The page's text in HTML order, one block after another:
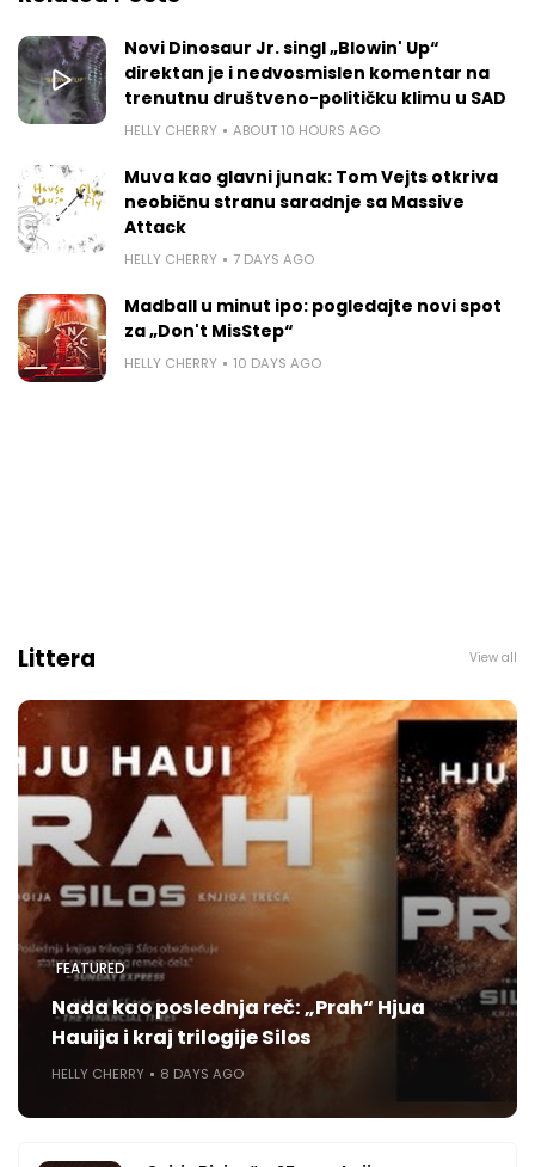
Novi Dinosaur Jr. singl „Blowin' Up“
direktan je i nedvosmislen komentar na
trenutnu društveno-političku klimu u SAD
HELLY CHERRY ABOUT 10 HOURS AGO
Muva kao glavni junak: Tom Vejts otkriva
neobičnu stranu saradnje sa Massive
Attack
HELLY CHERRY 7 DAYS AGO
Madball u minut ipo: pogledajte novi spot
za „Don't MisStep“
HELLY CHERRY 10 DAYS AGO
Littera View all
FEATURED
Nada kao poslednja reč: „Prah“ Hjua
Hauija i kraj trilogije Silos
HELLY CHERRY 8 DAYS AGO